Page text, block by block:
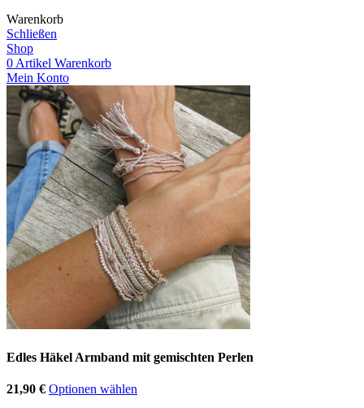
Warenkorb
Schließen
Shop
0 Artikel Warenkorb
Mein Konto
Edles Häkel Armband mit gemischten Perlen
21,90 € Optionen wählen